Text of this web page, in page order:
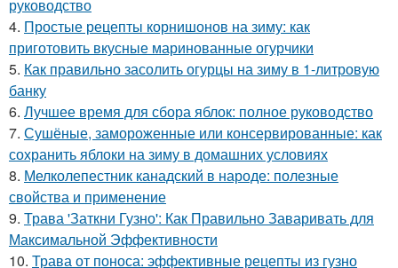
руководство
4. Простые рецепты корнишонов на зиму: как
приготовить вкусные маринованные огурчики
5. Как правильно засолить огурцы на зиму в 1-литровую
банку
6. Лучшее время для сбора яблок: полное руководство
7. Сушёные, замороженные или консервированные: как
сохранить яблоки на зиму в домашних условиях
8. Мелколепестник канадский в народе: полезные
свойства и применение
9. Трава 'Заткни Гузно': Как Правильно Заваривать для
Максимальной Эффективности
10. Трава от поноса: эффективные рецепты из гузно